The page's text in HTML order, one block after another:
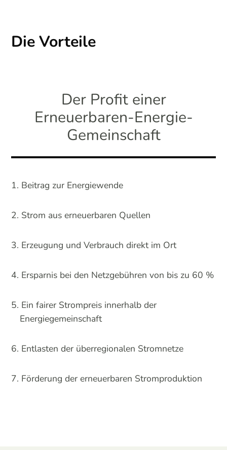
Die Vorteile
Der Profit einer
Erneuerbaren-Energie-
Gemeinschaft
Beitrag zur Energiewende
Strom aus erneuerbaren Quellen
Erzeugung und Verbrauch direkt im Ort
Ersparnis bei den Netzgebühren von bis zu 60 %
Ein fairer Strompreis innerhalb der
Energiegemeinschaft
Entlasten der überregionalen Stromnetze
Förderung der erneuerbaren Stromproduktion